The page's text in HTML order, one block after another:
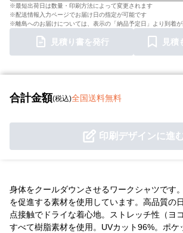
※最短出荷日は数量・印刷方法によって変更されます
※配送情報入力ページでお届け日の指定が可能です
※離島へのお届けについては、表示の「納品予定日」より到着が
見積り書を発行 見積
合計金額(税込)全国送料無料
印刷デザインに進
身体をクールダウンさせるワークシャツです
を促進する素材を使用しています。高品質の
点接触でドライな着心地。ストレッチ性（ヨ
すべて樹脂素材を使用。UVカット96%。ポケ